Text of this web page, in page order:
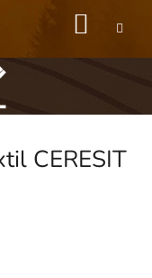
CERESIT